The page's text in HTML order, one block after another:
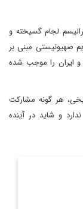
لجام گسیخته و
صهیونیستی مبنی بر
و ایران را موجب شده
هر گونه مشارکت
و شاید در آینده